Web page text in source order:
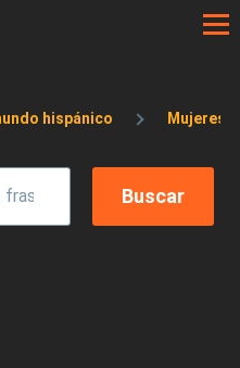
de ayuda a la
hispánico Mujeres